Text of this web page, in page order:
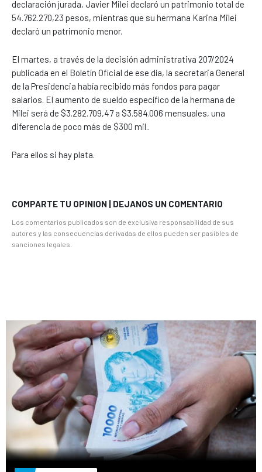
declaración jurada, Javier Milei declaró un patrimonio total de
54.762.270,23 pesos, mientras que su hermana Karina Milei
declaró un patrimonio menor.
El martes, a través de la decisión administrativa 207/2024
publicada en el Boletín Oficial de ese día, la secretaria General
de la Presidencia había recibido más fondos para pagar
salarios. El aumento de sueldo específico de la hermana de
Milei será de $3.282.709,47 a $3.584.006 mensuales, una
diferencia de poco más de $300 mil..
Para ellos si hay plata.
COMPARTE TU OPINION | DEJANOS UN COMENTARIO
Los comentarios publicados son de exclusiva responsabilidad de sus
autores y las consecuencias derivadas de ellos pueden ser pasibles de
sanciones legales.